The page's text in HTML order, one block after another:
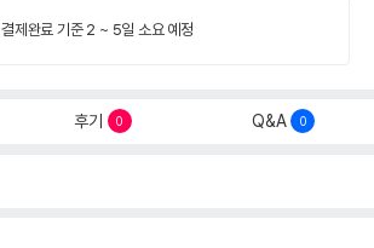
결제완료 기준 2 ~ 5일 소요 예정
후기 0 Q&A 0